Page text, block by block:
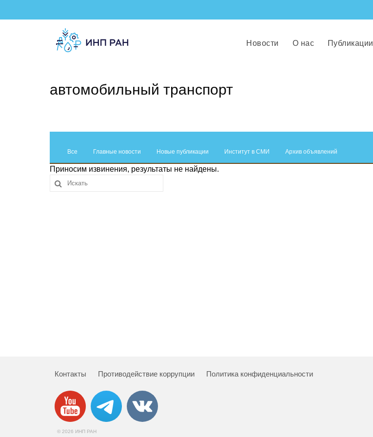
Новости О нас Публикации
автомобильный транспорт
Все Главные новости Новые публикации Институт в СМИ Архив объявлений
Приносим извинения, результаты не найдены.
Контакты Противодействие коррупции Политика конфиденциальности
© 2026 ИНП РАН